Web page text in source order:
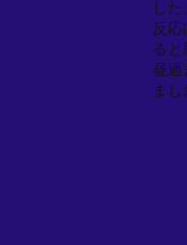
した
反応
ると
昼過
まし